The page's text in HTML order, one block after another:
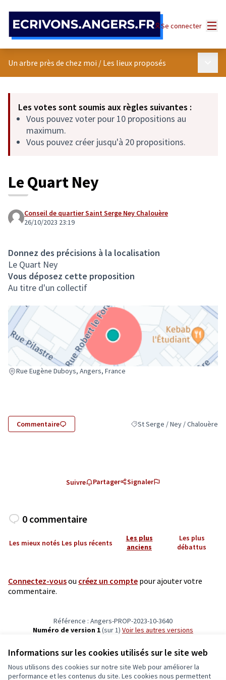
Informations sur les cookies utilisés sur le site web
Nous utilisons des cookies sur notre site Web pour améliorer la
performance et les contenus du site. Les cookies nous permettent
Se connecter
Un arbre près de chez moi / Les lieux proposés
Les votes sont soumis aux règles suivantes :
Vous pouvez voter pour 10 propositions au
maximum.
Vous pouvez créer jusqu'à 20 propositions.
Le Quart Ney
Conseil de quartier Saint Serge Ney Chalouère
26/10/2023 23:19
Donnez des précisions à la localisation
Le Quart Ney
Vous déposez cette proposition
Au titre d'un collectif
Rue Eugène Duboys, Angers, France
(Lien externe)
Commentaire Filtrer les résultats pour le
St Serge / Ney / Chalouère
Suivre Partager Signaler
0 commentaire
Les mieux notés Les plus récents
Les plus
anciens
Les plus
débattus
Connectez-vousou créez un compte pour ajouter votre
commentaire.
Référence : Angers-PROP-2023-10-3640
Numéro de version 1(sur 1)
voir les autres versions
Conditions d'utilisation
Paramètres des cookies